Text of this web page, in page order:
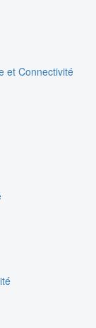
et Connectivité